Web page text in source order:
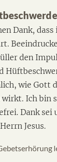
Dank, dass
den
wie Gott
wirkt. Ich bin
Dank sei
Herrn Jesus.